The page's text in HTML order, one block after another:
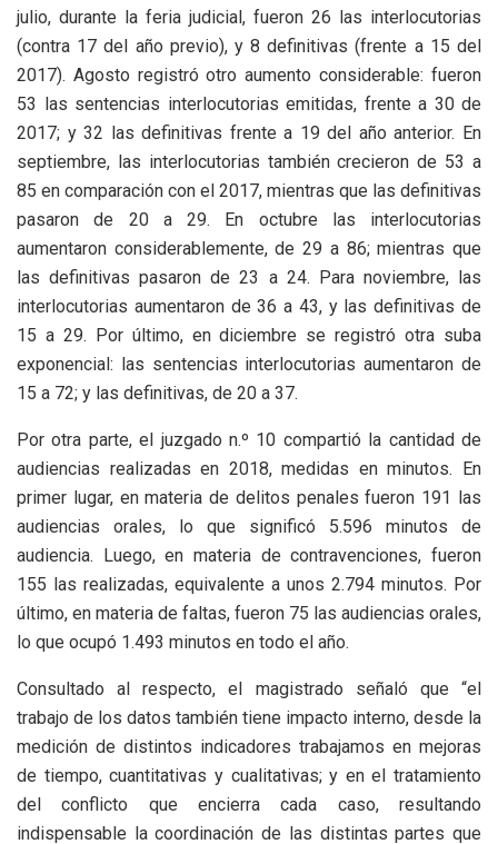
julio, durante la feria judicial, fueron 26 las interlocutorias
(contra 17 del año previo), y 8 definitivas (frente a 15 del
2017). Agosto registró otro aumento considerable: fueron
53 las sentencias interlocutorias emitidas, frente a 30 de
2017; y 32 las definitivas frente a 19 del año anterior. En
septiembre, las interlocutorias también crecieron de 53 a
85 en comparación con el 2017, mientras que las definitivas
pasaron de 20 a 29. En octubre las interlocutorias
aumentaron considerablemente, de 29 a 86; mientras que
las definitivas pasaron de 23 a 24. Para noviembre, las
interlocutorias aumentaron de 36 a 43, y las definitivas de
15 a 29. Por último, en diciembre se registró otra suba
exponencial: las sentencias interlocutorias aumentaron de
15 a 72; y las definitivas, de 20 a 37.
Por otra parte, el juzgado n.º 10 compartió la cantidad de
audiencias realizadas en 2018, medidas en minutos. En
primer lugar, en materia de delitos penales fueron 191 las
audiencias orales, lo que significó 5.596 minutos de
audiencia. Luego, en materia de contravenciones, fueron
155 las realizadas, equivalente a unos 2.794 minutos. Por
último, en materia de faltas, fueron 75 las audiencias orales,
lo que ocupó 1.493 minutos en todo el año.
Consultado al respecto, el magistrado señaló que “el
trabajo de los datos también tiene impacto interno, desde la
medición de distintos indicadores trabajamos en mejoras
de tiempo, cuantitativas y cualitativas; y en el tratamiento
del conflicto que encierra cada caso, resultando
indispensable la coordinación de las distintas partes que